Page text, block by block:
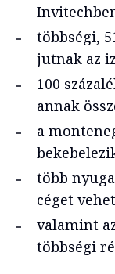
többségi,
jutnak az
100
annak
a
több
céget
valamint
többségi